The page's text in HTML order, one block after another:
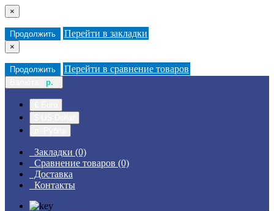
×
Продолжить Перейти в закладки
×
Продолжить Перейти в сравнение товаров
р.
Закладки (0)
Сравнение товаров (0)
Доставка
Контакты